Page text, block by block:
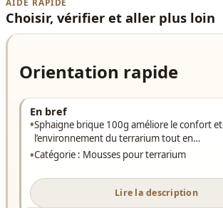
AIDE RAPIDE
Choisir, vérifier et aller plus loin
Orientation rapide
En bref
Sphaigne brique 100g améliore le confort et
l’environnement du terrarium tout en…
Catégorie : Mousses pour terrarium
Lire la description